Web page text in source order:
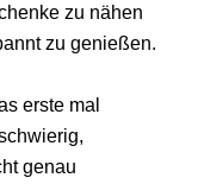
zu nähen
zu genießen.
erste mal
genau